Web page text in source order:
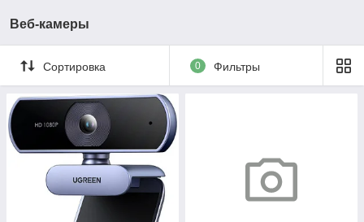
Веб-камеры
Сортировка 0 Фильтры